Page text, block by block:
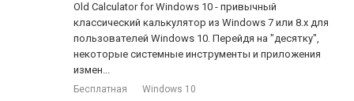
Old Calculator for Windows 10 - привычный
классический калькулятор из Windows 7 или 8.x для
пользователей Windows 10. Перейдя на "десятку",
некоторые системные инструменты и приложения
измен...
Бесплатная Windows 10